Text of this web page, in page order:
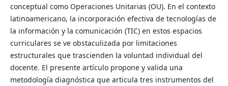
conceptual como Operaciones Unitarias (OU). En el contexto
latinoamericano, la incorporación efectiva de tecnologías de
la información y la comunicación (TIC) en estos espacios
curriculares se ve obstaculizada por limitaciones
estructurales que trascienden la voluntad individual del
docente. El presente artículo propone y valida una
metodología diagnóstica que articula tres instrumentos del